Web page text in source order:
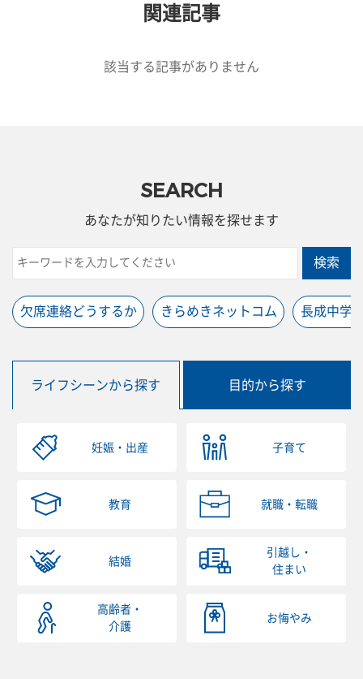
関連記事
該当する記事がありません
SEARCH
あなたが知りたい情報を探せます
検索
欠席連絡どうするか きらめきネットコム 長成中学
ライフシーンから探す 目的から探す
妊娠・出産 子育て
教育 就職・転職
結婚
引越し・
住まい
高齢者・
介護
お悔やみ